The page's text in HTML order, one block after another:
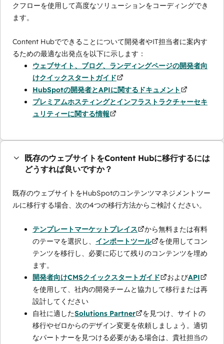
クフローを使用して高度なソリューションをコーディングでき
ます。
Content Hubでできることについて開発者やIT担当者に案内す
るための最適な出発点を以下に示します：
ウェブサイト、ブログ、ランディングページの開発者向
けクイックスタートガイド
HubSpotの開発者とAPIに関するドキュメント
プレミアムホスティングとインフラストラクチャーセキ
ュリティーに関する情報
既存のウェブサイトをContent Hubに移行するには
どうすれば良いですか？
既存のウェブサイトをHubSpotのコンテンツマネジメントツー
ルに移行する場合、次の4つの移行方法からご検討ください。
テンプレートマーケットプレイス
から無料または有料
のテーマを選択し、 インポートツール
を使用してコン
テンツを移行し、必要に応じて残りのコンテンツを埋め
ます。
開発者向けCMSクイックスタートガイド
およびAPI
を使用して、社内の開発チームと協力して移行または再
設計してください
自社に適したSolutions Partner
を見つけ、サイトの
移行やゼロからのデザイン変更を依頼しましょう。適切
なパートナーを見つける必要がある場合は、貴社担当の